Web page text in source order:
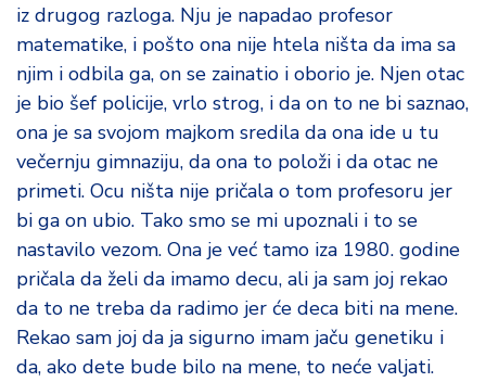
iz drugog razloga. Nju je napadao profesor
matematike, i pošto ona nije htela ništa da ima sa
njim i odbila ga, on se zainatio i oborio je. Njen otac
je bio šef policije, vrlo strog, i da on to ne bi saznao,
ona je sa svojom majkom sredila da ona ide u tu
večernju gimnaziju, da ona to položi i da otac ne
primeti. Ocu ništa nije pričala o tom profesoru jer
bi ga on ubio. Tako smo se mi upoznali i to se
nastavilo vezom. Ona je već tamo iza 1980. godine
pričala da želi da imamo decu, ali ja sam joj rekao
da to ne treba da radimo jer će deca biti na mene.
Rekao sam joj da ja sigurno imam jaču genetiku i
da, ako dete bude bilo na mene, to neće valjati.